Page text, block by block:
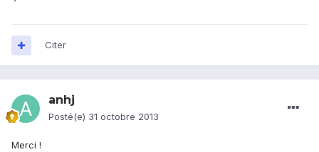
Citer
anhj
Posté(e) 31 octobre 2013
Merci !